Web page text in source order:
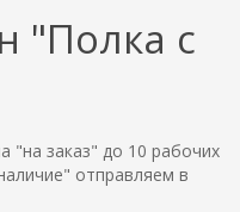
"Полка с
"на заказ" до 10 рабочих
отправляем в